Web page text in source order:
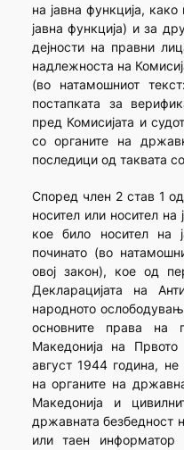
на јавна функција,
јавна функција) и за
дејности на правни
надлежноста на
(во натамошниот
постапката за
пред Комисијата и
со органите на
последици од таквата
Според член 2 став 1
носител или носител на
кое било носител на
починато (во
овој закон), кое од
Декларацијата на
народното
основните права на
Македонија на
август 1944 година, не
на органите на
Македонија и
државната безбедност
или таен информатор